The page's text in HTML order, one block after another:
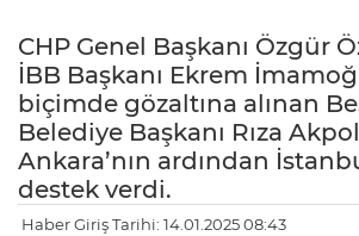
CHP Genel Başkanı Özgür
İBB Başkanı Ekrem
biçimde gözaltına alınan
Belediye Başkanı Rıza
Ankara’nın ardından
destek verdi.
Haber Giriş Tarihi: 14.01.2025 08:43